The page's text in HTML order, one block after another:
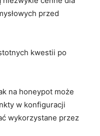
przed⁢
‌kwestii po
na honeypot może
w konfiguracji
wykorzystane ⁢przez